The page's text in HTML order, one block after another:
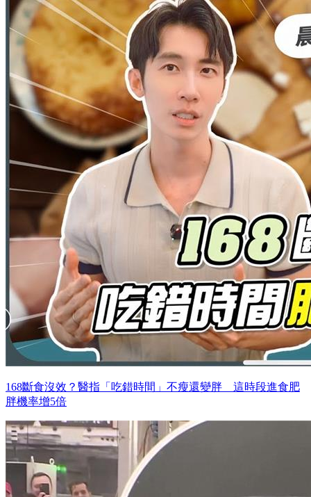
168斷食沒效？醫指「吃錯時間」不瘦還變胖 這時段進食肥
胖機率增5倍